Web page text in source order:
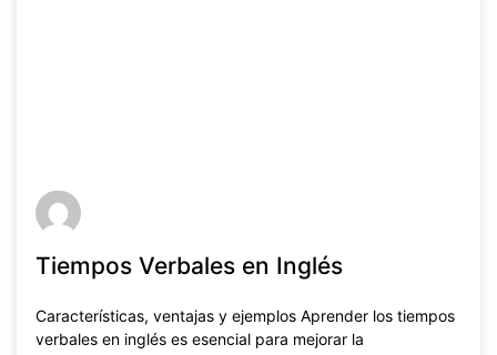
Tiempos Verbales en Inglés
Características, ventajas y ejemplos Aprender los tiempos
verbales en inglés es esencial para mejorar la